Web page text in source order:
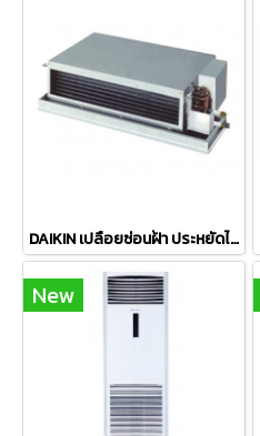
DAIKIN เปลือยซ่อนฝ้า ประหยัดไฟ มาตรฐาน ลมเบา Low Static Pressure Duct Non-Inverter FDBNQ น้ำยา R410a
New